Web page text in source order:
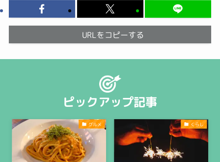
URLをコピーする
ピックアップ記事
グルメ くらし